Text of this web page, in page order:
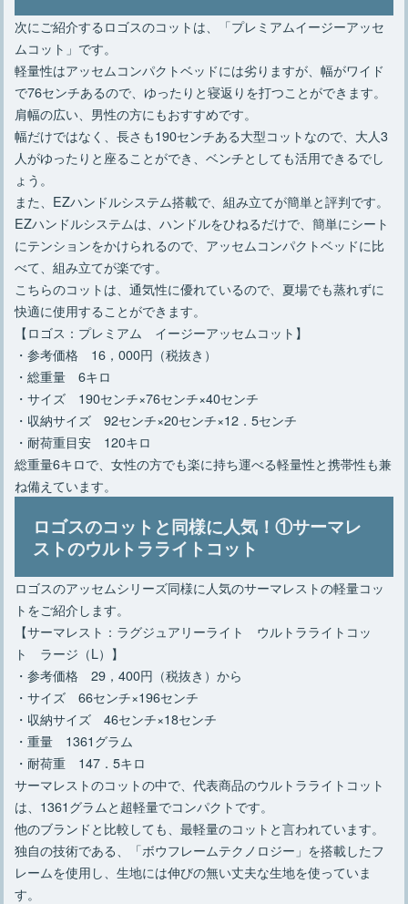
次にご紹介するロゴスのコットは、「プレミアムイージーアッセ
ムコット」です。
軽量性はアッセムコンパクトベッドには劣りますが、幅がワイド
で76センチあるので、ゆったりと寝返りを打つことができます。
肩幅の広い、男性の方にもおすすめです。
幅だけではなく、長さも190センチある大型コットなので、大人3
人がゆったりと座ることができ、ベンチとしても活用できるでし
ょう。
また、EZハンドルシステム搭載で、組み立てが簡単と評判です。
EZハンドルシステムは、ハンドルをひねるだけで、簡単にシート
にテンションをかけられるので、アッセムコンパクトベッドに比
べて、組み立てが楽です。
こちらのコットは、通気性に優れているので、夏場でも蒸れずに
快適に使用することができます。
【ロゴス：プレミアム イージーアッセムコット】
・参考価格 16，000円（税抜き）
・総重量 6キロ
・サイズ 190センチ×76センチ×40センチ
・収納サイズ 92センチ×20センチ×12．5センチ
・耐荷重目安 120キロ
総重量6キロで、女性の方でも楽に持ち運べる軽量性と携帯性も兼
ね備えています。
ロゴスのコットと同様に人気！①サーマレ
ストのウルトラライトコット
ロゴスのアッセムシリーズ同様に人気のサーマレストの軽量コッ
トをご紹介します。
【サーマレスト：ラグジュアリーライト ウルトラライトコッ
ト ラージ（L）】
・参考価格 29，400円（税抜き）から
・サイズ 66センチ×196センチ
・収納サイズ 46センチ×18センチ
・重量 1361グラム
・耐荷重 147．5キロ
サーマレストのコットの中で、代表商品のウルトラライトコット
は、1361グラムと超軽量でコンパクトです。
他のブランドと比較しても、最軽量のコットと言われています。
独自の技術である、「ボウフレームテクノロジー」を搭載したフ
レームを使用し、生地には伸びの無い丈夫な生地を使っていま
す。